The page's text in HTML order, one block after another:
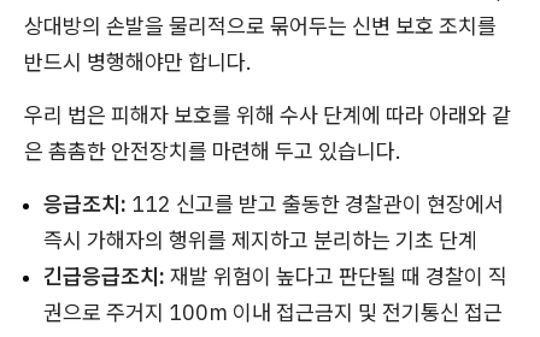
상대방의 손발을 물리적으로 묶어두는 신변 보호 조치를
반드시 병행해야만 합니다.
우리 법은 피해자 보호를 위해 수사 단계에 따라 아래와 같
은 촘촘한 안전장치를 마련해 두고 있습니다.
응급조치: 112 신고를 받고 출동한 경찰관이 현장에서
즉시 가해자의 행위를 제지하고 분리하는 기초 단계
긴급응급조치: 재발 위험이 높다고 판단될 때 경찰이 직
권으로 주거지 100m 이내 접근금지 및 전기통신 접근